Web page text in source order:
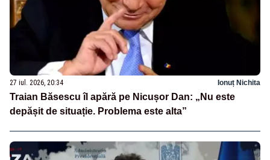
27 iul. 2026, 20:34 Ionuț Nichita
Traian Băsescu îl apără pe Nicușor Dan: „Nu este
depășit de situație. Problema este alta”